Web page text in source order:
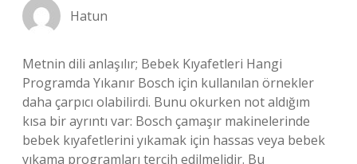
Hatun
Metnin dili anlaşılır; Bebek Kıyafetleri Hangi
Programda Yıkanır Bosch için kullanılan örnekler
daha çarpıcı olabilirdi. Bunu okurken not aldığım
kısa bir ayrıntı var: Bosch çamaşır makinelerinde
bebek kıyafetlerini yıkamak için hassas veya bebek
yıkama programları tercih edilmelidir. Bu